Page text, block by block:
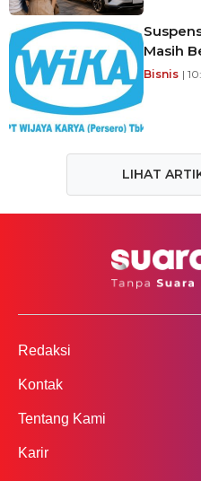
Masih
Bisnis |
LIHAT
Redaksi
Kontak
Tentang Kami
Karir